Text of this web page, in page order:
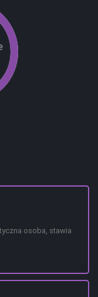
osoba, stawia